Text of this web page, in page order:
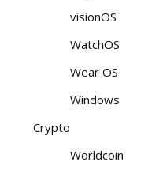
visionOS
WatchOS
Wear OS
Windows
Crypto
Worldcoin